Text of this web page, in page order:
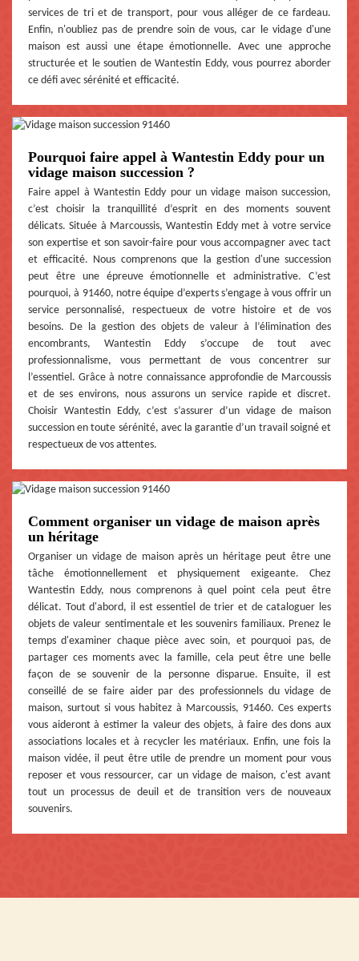
services de tri et de transport, pour vous alléger de ce fardeau.
Enfin, n'oubliez pas de prendre soin de vous, car le vidage d'une
maison est aussi une étape émotionnelle. Avec une approche
structurée et le soutien de Wantestin Eddy, vous pourrez aborder
ce défi avec sérénité et efficacité.
Pourquoi faire appel à Wantestin Eddy pour un
vidage maison succession ?
Faire appel à Wantestin Eddy pour un vidage maison succession,
c’est choisir la tranquillité d’esprit en des moments souvent
délicats. Située à Marcoussis, Wantestin Eddy met à votre service
son expertise et son savoir-faire pour vous accompagner avec tact
et efficacité. Nous comprenons que la gestion d'une succession
peut être une épreuve émotionnelle et administrative. C’est
pourquoi, à 91460, notre équipe d’experts s’engage à vous offrir un
service personnalisé, respectueux de votre histoire et de vos
besoins. De la gestion des objets de valeur à l’élimination des
encombrants, Wantestin Eddy s’occupe de tout avec
professionnalisme, vous permettant de vous concentrer sur
l’essentiel. Grâce à notre connaissance approfondie de Marcoussis
et de ses environs, nous assurons un service rapide et discret.
Choisir Wantestin Eddy, c’est s’assurer d’un vidage de maison
succession en toute sérénité, avec la garantie d’un travail soigné et
respectueux de vos attentes.
Comment organiser un vidage de maison après
un héritage
Organiser un vidage de maison après un héritage peut être une
tâche émotionnellement et physiquement exigeante. Chez
Wantestin Eddy, nous comprenons à quel point cela peut être
délicat. Tout d'abord, il est essentiel de trier et de cataloguer les
objets de valeur sentimentale et les souvenirs familiaux. Prenez le
temps d'examiner chaque pièce avec soin, et pourquoi pas, de
partager ces moments avec la famille, cela peut être une belle
façon de se souvenir de la personne disparue. Ensuite, il est
conseillé de se faire aider par des professionnels du vidage de
maison, surtout si vous habitez à Marcoussis, 91460. Ces experts
vous aideront à estimer la valeur des objets, à faire des dons aux
associations locales et à recycler les matériaux. Enfin, une fois la
maison vidée, il peut être utile de prendre un moment pour vous
reposer et vous ressourcer, car un vidage de maison, c'est avant
tout un processus de deuil et de transition vers de nouveaux
souvenirs.